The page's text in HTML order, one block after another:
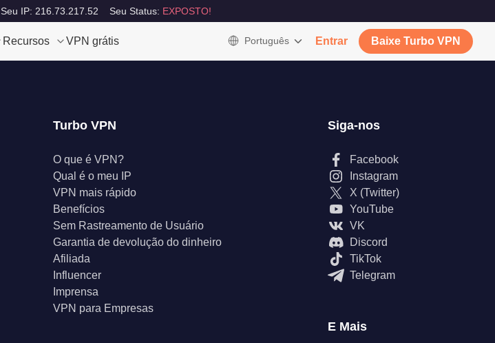
Seu IP: 216.73.217.52 Seu Status: EXPOSTO!
Recursos VPN grátis Português Entrar Baixe Turbo VPN
Turbo VPN
O que é VPN?
Qual é o meu IP
VPN mais rápido
Benefícios
Sem Rastreamento de Usuário
Garantia de devolução do dinheiro
Afiliada
Influencer
Imprensa
VPN para Empresas
Siga-nos
Facebook
Instagram
X (Twitter)
YouTube
VK
Discord
TikTok
Telegram
E Mais